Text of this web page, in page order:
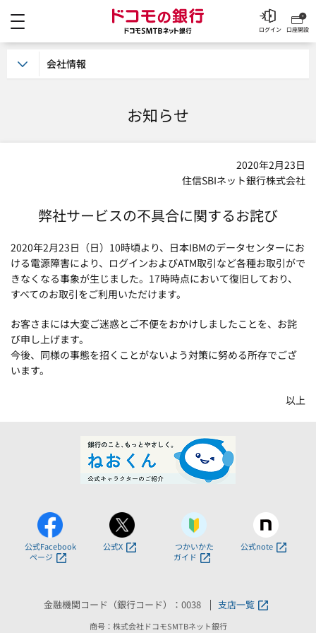
ドコモの銀行 ドコモ
口座開設
ログイン
お知らせ
2020年2月23日
住信SBIネット銀行株式会社
弊社サービスの不具合に関するお詫び
2020年2月23日（日）10時頃より、日本IBMのデータセンターにお
ける電源障害により、ログインおよびATM取引など各種お取引がで
きなくなる事象が生じました。17時時点において復旧しており、
すべてのお取引をご利用いただけます。
お客さまには大変ご迷惑とご不便をおかけしましたことを、お詫
び申し上げます。
今後、同様の事態を招くことがないよう対策に努める所存でござ
います。
以上
会社情報
公式Facebook
ページ
公式X
つかいかた
ガイド
公式note
金融機関コード（銀行コード）：0038 支店一覧
商号：株式会社ドコモSMTBネット銀行